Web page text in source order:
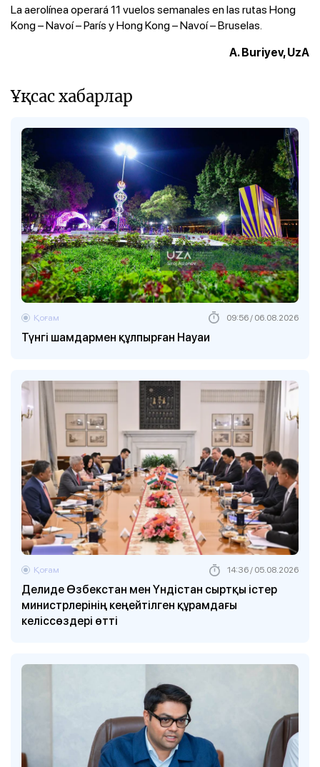
La aerolínea operará 11 vuelos semanales en las rutas Hong
Kong – Navoí – París y Hong Kong – Navoí – Bruselas.
A. Buriyev, UzA
Ұқсас хабарлар
Түнгі шамдармен құлпырған Науаи
Қоғам 09:56 / 06.08.2026
Делиде Өзбекстан мен Үндістан сыртқы істер
министрлерінің кеңейтілген құрамдағы
келіссөздері өтті
Қоғам 14:36 / 05.08.2026